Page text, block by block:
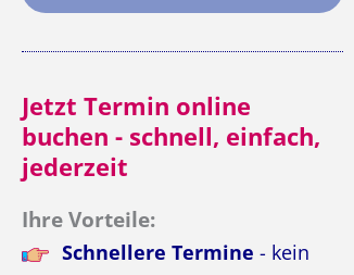
Jetzt Termin online
buchen - schnell, einfach,
jederzeit
Ihre Vorteile:
Schnellere Termine - kein